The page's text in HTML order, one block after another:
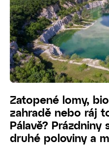
Zatopené lomy,
zahradě nebo ráj
Pálavě?
druhé poloviny a